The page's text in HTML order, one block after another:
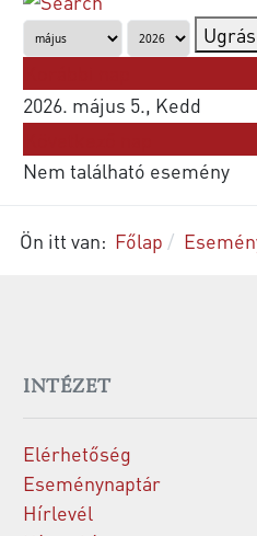
2026. május 5., Kedd
Nem található esemény
Ön itt van: Főlap
INTÉZET
Elérhetőség
Eseménynaptár
Hírlevél